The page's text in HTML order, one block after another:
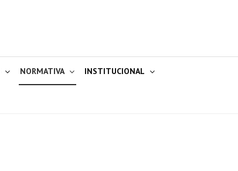
NORMATIVA INSTITUCIONAL